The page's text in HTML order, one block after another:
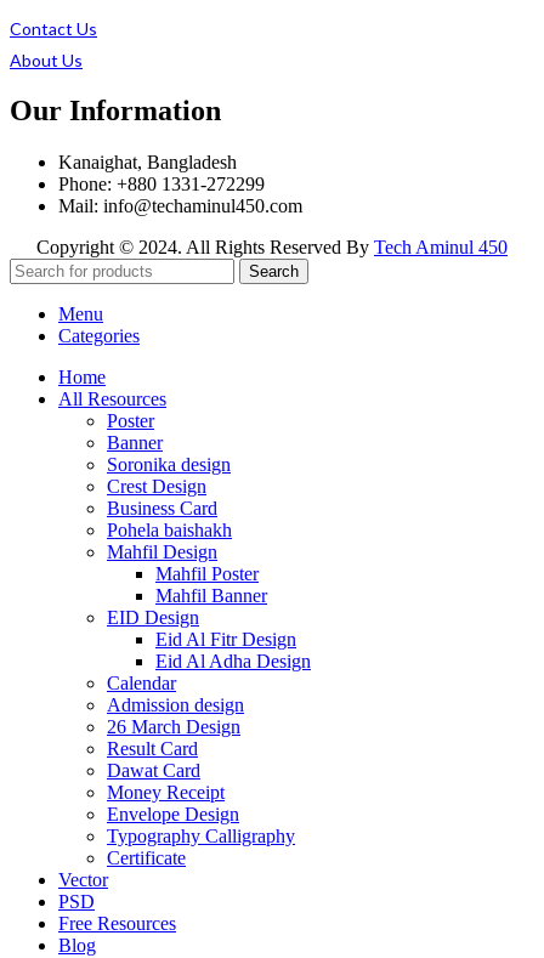
Contact Us
About Us
Our Information
Kanaighat, Bangladesh
Phone: +880 1331-272299
Mail: info@techaminul450.com
Copyright © 2024. All Rights Reserved By Tech Aminul 450
Search
Menu
Categories
Home
All Resources
Poster
Banner
Soronika design
Crest Design
Business Card
Pohela baishakh
Mahfil Design
Mahfil Poster
Mahfil Banner
EID Design
Eid Al Fitr Design
Eid Al Adha Design
Calendar
Admission design
26 March Design
Result Card
Dawat Card
Money Receipt
Envelope Design
Typography Calligraphy
Certificate
Vector
PSD
Free Resources
Blog